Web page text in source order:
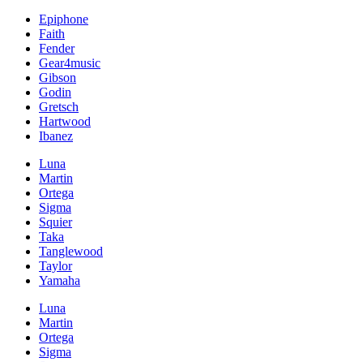
Epiphone
Faith
Fender
Gear4music
Gibson
Godin
Gretsch
Hartwood
Ibanez
Luna
Martin
Ortega
Sigma
Squier
Taka
Tanglewood
Taylor
Yamaha
Luna
Martin
Ortega
Sigma